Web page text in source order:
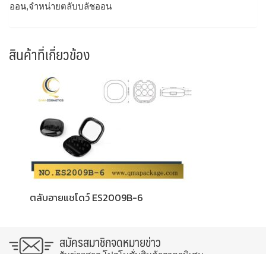
ออน,จำหน่ายตลับบลัชออน
สินค้าที่เกี่ยวข้อง
ตลับอายแชโดว์ ES2009B-6
สมัครสมาชิกจดหมายข่าว